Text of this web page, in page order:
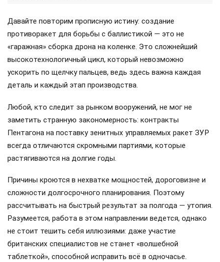
Давайте повторим прописную истину: создание
противоракет для борьбы с баллистикой — это не
«гаражная» сборка дрона на коленке. Это сложнейший
высокотехнологичный цикл, который невозможно
ускорить по щелчку пальцев, ведь здесь важна каждая
деталь и каждый этап производства.
Любой, кто следит за рынком вооружений, не мог не
заметить странную закономерность: контракты
Пентагона на поставку зенитных управляемых ракет ЗУР
всегда отличаются скромными партиями, которые
растягиваются на долгие годы.
Причины кроются в нехватке мощностей, дороговизне и
сложности долгосрочного планирования. Поэтому
рассчитывать на быстрый результат за полгода — утопия.
Разумеется, работа в этом направлении ведется, однако
не стоит тешить себя иллюзиями: даже участие
британских специалистов не станет «волшебной
таблеткой», способной исправить всё в одночасье.